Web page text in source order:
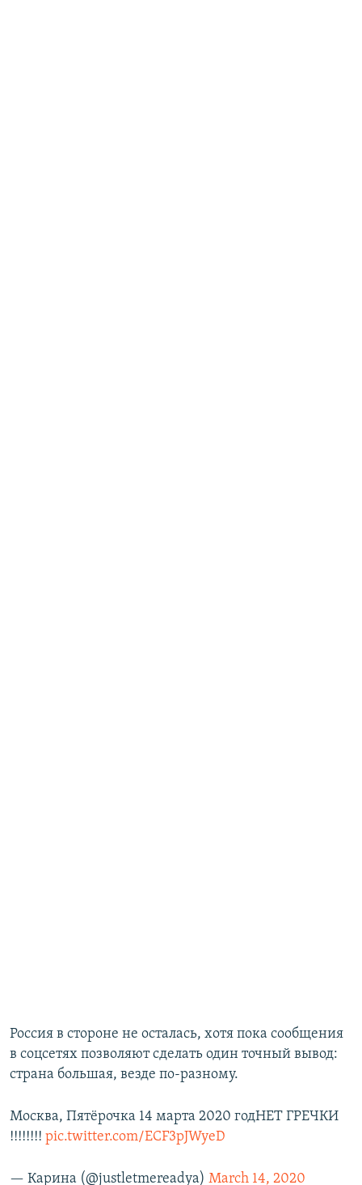
Россия в стороне не осталась, хотя пока сообщения
в соцсетях позволяют сделать один точный вывод:
страна большая, везде по-разному.
Москва, Пятёрочка 14 марта 2020 годНЕТ ГРЕЧКИ
!!!!!!!! pic.twitter.com/ECF3pJWyeD
— Карина (@justletmereadya) March 14, 2020